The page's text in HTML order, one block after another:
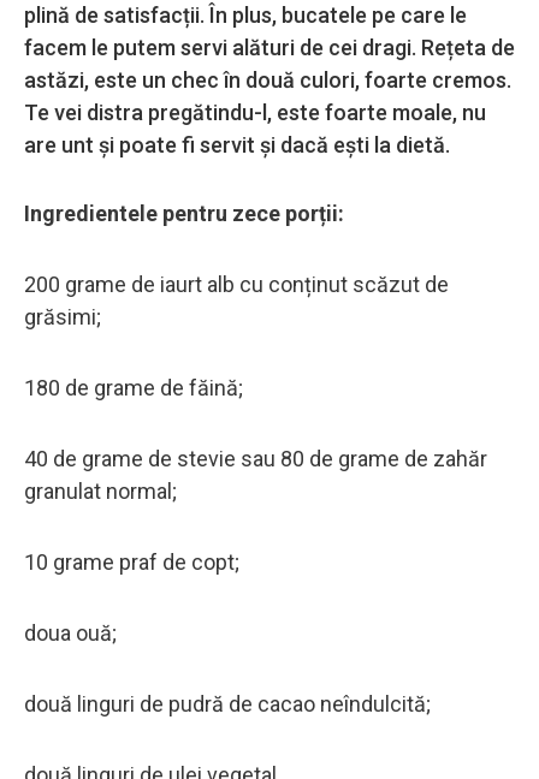
plină de satisfacții. În plus, bucatele pe care le
facem le putem servi alături de cei dragi. Rețeta de
astăzi, este un chec în două culori, foarte cremos.
Te vei distra pregătindu-l, este foarte moale, nu
are unt și poate fi servit și dacă ești la dietă.
Ingredientele pentru zece porții:
200 grame de iaurt alb cu conținut scăzut de
grăsimi;
180 de grame de făină;
40 de grame de stevie sau 80 de grame de zahăr
granulat normal;
10 grame praf de copt;
doua ouă;
două linguri de pudră de cacao neîndulcită;